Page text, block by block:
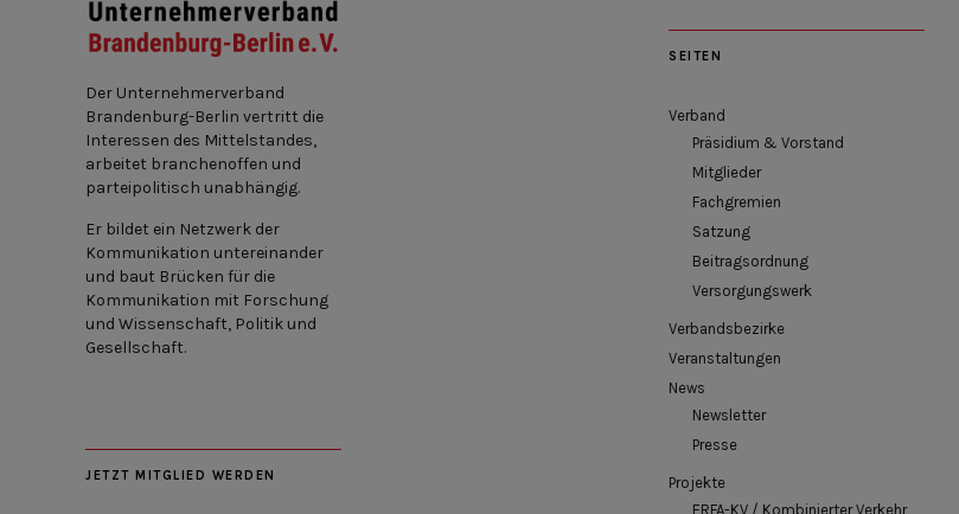
Der Unternehmerverband
Brandenburg-Berlin vertritt die
Interessen des Mittelstandes,
arbeitet branchenoffen und
parteipolitisch unabhängig.
Er bildet ein Netzwerk der
Kommunikation untereinander
und baut Brücken für die
Kommunikation mit Forschung
und Wissenschaft, Politik und
Gesellschaft.
JETZT MITGLIED WERDEN
SEITEN
Verband
Präsidium & Vorstand
Mitglieder
Fachgremien
Satzung
Beitragsordnung
Versorgungswerk
Verbandsbezirke
Veranstaltungen
News
Newsletter
Presse
Projekte
ERFA-KV / Kombinierter Verkehr